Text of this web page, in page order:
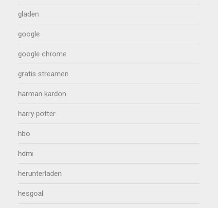
gladen
google
google chrome
gratis streamen
harman kardon
harry potter
hbo
hdmi
herunterladen
hesgoal